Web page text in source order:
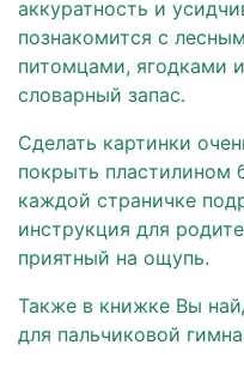
аккуратность и
познакомится с
питомцами, ягодками
словарный запас.
Сделать картинки
покрыть пластилином
каждой страничке
инструкция для
приятный на ощупь.
Также в книжке Вы
для пальчиковой